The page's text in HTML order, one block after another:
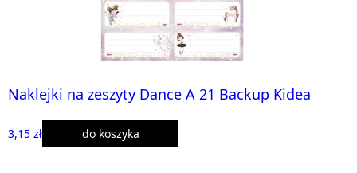
Naklejki na zeszyty Dance A 21 Backup Kidea
3,15 zł do koszyka